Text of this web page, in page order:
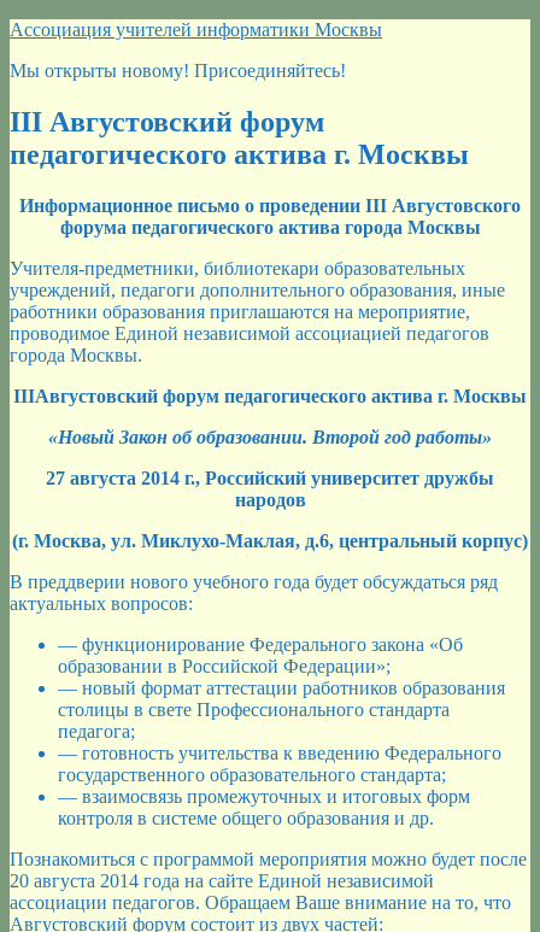
Перейти
содержимому
Ассоциация учителей информатики Москвы
Мы открыты новому! Присоединяйтесь!
III Августовский форум
педагогического актива г. Москвы
Информационное письмо о проведении III Августовского
форума педагогического актива города Москвы
Учителя-предметники, библиотекари образовательных
учреждений, педагоги дополнительного образования, иные
работники образования приглашаются на мероприятие,
проводимое Единой независимой ассоциацией педагогов
города Москвы.
IIIАвгустовский форум педагогического актива г. Москвы
«Новый Закон об образовании. Второй год работы»
27 августа 2014 г., Российский университет дружбы
народов
(г. Москва, ул. Миклухо-Маклая, д.6, центральный корпус)
В преддверии нового учебного года будет обсуждаться ряд
актуальных вопросов:
— функционирование Федерального закона «Об
образовании в Российской Федерации»;
— новый формат аттестации работников образования
столицы в свете Профессионального стандарта
педагога;
— готовность учительства к введению Федерального
государственного образовательного стандарта;
— взаимосвязь промежуточных и итоговых форм
контроля в системе общего образования и др.
Познакомиться с программой мероприятия можно будет после
20 августа 2014 года на сайте Единой независимой
ассоциации педагогов. Обращаем Ваше внимание на то, что
Августовский форум состоит из двух частей: